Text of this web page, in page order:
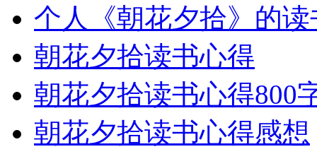
个人《朝花夕拾》的
朝花夕拾读书心得
朝花夕拾读书心得800
朝花夕拾读书心得感想